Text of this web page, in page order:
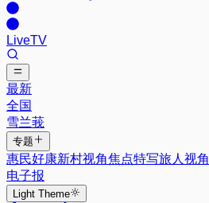
LiveTV
最新
全国
雪兰莪
专题
惠民好康新村视角焦点特写旅人视角
电子报
Light Theme